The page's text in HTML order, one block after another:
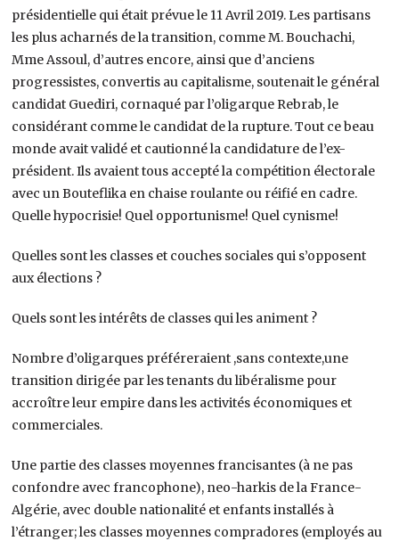
présidentielle qui était prévue le 11 Avril 2019. Les partisans
les plus acharnés de la transition, comme M. Bouchachi,
Mme Assoul, d’autres encore, ainsi que d’anciens
progressistes, convertis au capitalisme, soutenait le général
candidat Guediri, cornaqué par l’oligarque Rebrab, le
considérant comme le candidat de la rupture. Tout ce beau
monde avait validé et cautionné la candidature de l’ex-
président. Ils avaient tous accepté la compétition électorale
avec un Bouteflika en chaise roulante ou réifié en cadre.
Quelle hypocrisie! Quel opportunisme! Quel cynisme!
Quelles sont les classes et couches sociales qui s’opposent
aux élections ?
Quels sont les intérêts de classes qui les animent ?
Nombre d’oligarques préféreraient ,sans contexte,une
transition dirigée par les tenants du libéralisme pour
accroître leur empire dans les activités économiques et
commerciales.
Une partie des classes moyennes francisantes (à ne pas
confondre avec francophone), neo-harkis de la France-
Algérie, avec double nationalité et enfants installés à
l’étranger; les classes moyennes compradores (employés au